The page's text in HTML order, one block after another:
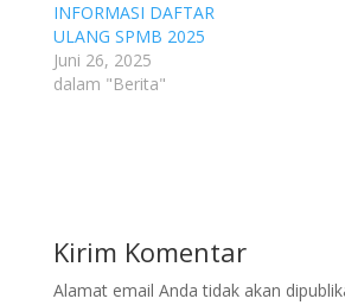
INFORMASI DAFTAR
ULANG SPMB 2025
Juni 26, 2025
dalam "Berita"
Kirim Komentar
Alamat email Anda tidak akan